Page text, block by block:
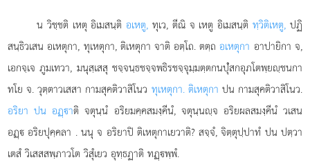
น วิชฺชติ เหตุ อิเมสนฺติอเหตู, ทุเว, ตีณิ จ เหตู อิเมสนฺติ ทฺวิติเหตู, ปฏิ
สนฺธิวเสน อเหตุกา, ทุเหตุกา, ติเหตุกา จาติ อตฺโถ. ตตฺถอเหตุกา อาปายิกา จ,
เอกจฺเจ ภูมเทวา, มนุสฺเสสุ ชจฺจนฺธชจฺจพธิรชจฺจุมฺมตฺตกนปุํสกอุภโตพฺยฺชนกา
ทโย จ. วุตฺตาวเสสา กามสุคติวาสิโนว ทุเหตุกา. ติเหตุกา ปน กามสุคติวาสิโนว.
อริยา ปน อฏฺาติ จตุนฺนํ อริยมคฺคสมงฺคีนํ, จตุนฺนฺจ อริยผลสมงฺคีนํ วเสน
อฏฺ อริยปุคฺคลา . นนุ จ อริยาปิ ติเหตุกาเยวาติ? สจฺจํ, จิตฺตุปฺปาทํ ปน ปตฺวา
เตสํ วิเสสสพฺภาวโต วิสุํเยว อุทฺธฏาติ ทฏฺพฺพํ.